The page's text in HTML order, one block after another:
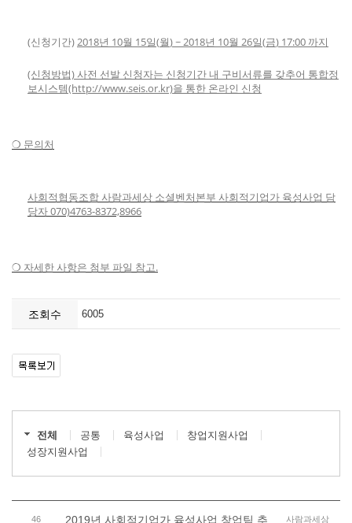
(신청기간)2018년 10월 15일(월) ~ 2018년 10월 26일(금) 17:00 까지
(신청방법) 사전 선발 신청자는 신청기간 내 구비서류를 갖추어 통합정
보시스템(http://www.seis.or.kr)을 통한 온라인 신청
❍ 문의처
사회적협동조합 사람과세상 소셜벤처본부 사회적기업가 육성사업 담
당자 070)4763-8372,8966
❍ 자세한 사항은 첨부 파일 참고.
조회수 6005
전체 공통 육성사업
창업지원사업
성장지원사업
46
2019년 사회적기업가 육성사업 창업팀 추
사람과세상